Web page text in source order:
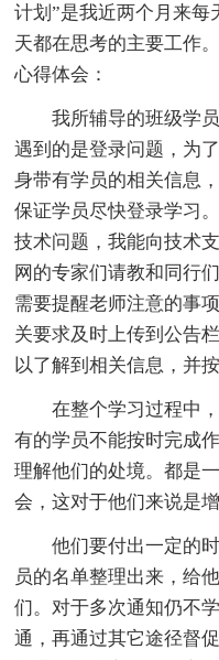
计划”是我近两个月来
天都在思考的主要工作
心得体会：
我所辅导的班级学员
遇到的是登录问题，为
身带有学员的相关信息
保证学员尽快登录学习
技术问题，我能向技术
网的专家们请教和同行
需要提醒老师注意的事
关要求及时上传到公告
以了解到相关信息，并
在整个学习过程中，
有的学员不能按时完成
理解他们的处境。都是
会，这对于他们来说是
他们要付出一定的时
员的名单整理出来，给
们。对于多次通知仍不
通，再通过其它途径督